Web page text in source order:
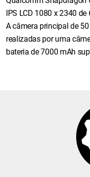
IPS LCD 1080 x 2340
A câmera principal de
realizadas por uma
bateria de 7000 mAh